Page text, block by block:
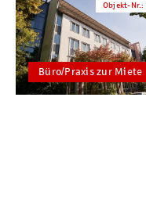
Büro/Praxis zur Miete
Objekt-Nr.: